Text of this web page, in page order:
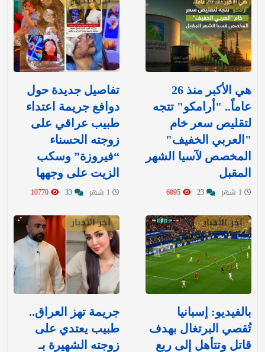
هي الأكبر منذ 26
عاماً.. "أرامكو" تتجه
لتقليص سعر خام
"العربي الخفيف"
المخصص لآسيا الشهر
المقبل
تفاصيل جديدة حول
دوافع جريمة اعتداء
طبيب عراقي على
زوجته الحسناء
“فيروزة” وسكب
الزيت على وجهها
آخر الأخبار
بالفيديو: إسبانيا
تُقصي البرتغال بهدف
قاتل وتتأهل إلى ربع
آخر الأخبار
جريمة تهز العراق..
طبيب يعتدي على
زوجته الشهيرة بـ